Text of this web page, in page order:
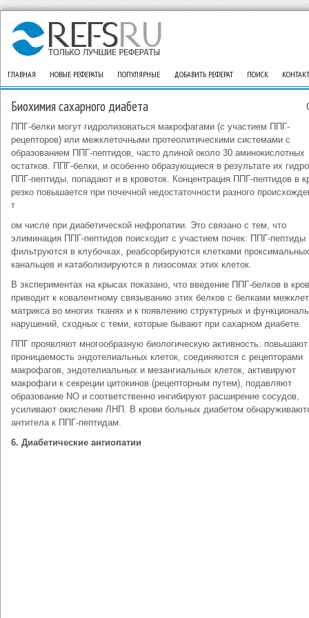
ГЛАВНАЯ НОВЫЕ РЕФЕРАТЫ ПОПУЛЯРНЫЕ ДОБАВИТЬ РЕФЕРАТ ПОИСК
Биохимия сахарного диабета
ППГ-белки могут гидролизоваться макрофагами (с участием ППГ-
рецепторов) или межклеточными протеолитическими системами с
образованием ППГ-пептидов, часто длиной около 30 аминокислотных
остатков. ППГ-белки, и особенно образующиеся в результате их
ППГ-пептиды, попадают и в кровоток. Концентрация ППГ-пептидов в
резко повышается при почечной недостаточности разного
т
ом числе при диабетической нефропатии. Это связано с тем, что
элиминация ППГ-пептидов поисходит с участием почек: ППГ-пептиды
фильтруются в клубочках, реабсорбируются клетками проксимальных
канальцев и катаболизируются в лизосомах этих клеток.
В экспериментах на крысах показано, что введение ППГ-белков в
приводит к ковалентному связыванию этих белков с белками
матрикса во многих тканях и к появлению структурных и
нарушений, сходных с теми, которые бывают при сахарном диабете.
ППГ проявляют многообразную биологическую активность: повышают
проницаемость эндотелиальных клеток, соединяются с рецепторами
макрофагов, эндотелиальных и мезангиальных клеток, активируют
макрофаги к секреции цитокинов (рецепторным путем), подавляют
образование NO и соответственно ингибируют расширение сосудов,
усиливают окисление ЛНП. В крови больных диабетом
антитела к ППГ-пептидам.
6. Диабетические ангиопатии